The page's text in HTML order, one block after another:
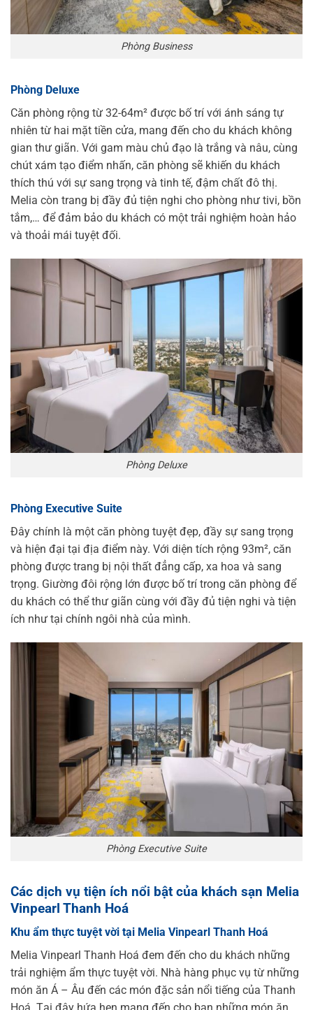
Phòng Business
Phòng Deluxe
Căn phòng rộng từ 32-64m² được bố trí với ánh sáng tự
nhiên từ hai mặt tiền cửa, mang đến cho du khách không
gian thư giãn. Với gam màu chủ đạo là trắng và nâu, cùng
chút xám tạo điểm nhấn, căn phòng sẽ khiến du khách
thích thú với sự sang trọng và tinh tế, đậm chất đô thị.
Melia còn trang bị đầy đủ tiện nghi cho phòng như tivi, bồn
tắm,… để đảm bảo du khách có một trải nghiệm hoàn hảo
và thoải mái tuyệt đối.
Phòng Deluxe
Phòng Executive Suite
Đây chính là một căn phòng tuyệt đẹp, đầy sự sang trọng
và hiện đại tại địa điểm này. Với diện tích rộng 93m², căn
phòng được trang bị nội thất đẳng cấp, xa hoa và sang
trọng. Giường đôi rộng lớn được bố trí trong căn phòng để
du khách có thể thư giãn cùng với đầy đủ tiện nghi và tiện
ích như tại chính ngôi nhà của mình.
Phòng Executive Suite
Các dịch vụ tiện ích nổi bật của khách sạn Melia
Vinpearl Thanh Hoá
Khu ẩm thực tuyệt vời tại Melia Vinpearl Thanh Hoá
Melia Vinpearl Thanh Hoá đem đến cho du khách những
trải nghiệm ẩm thực tuyệt vời. Nhà hàng phục vụ từ những
món ăn Á – Âu đến các món đặc sản nổi tiếng của Thanh